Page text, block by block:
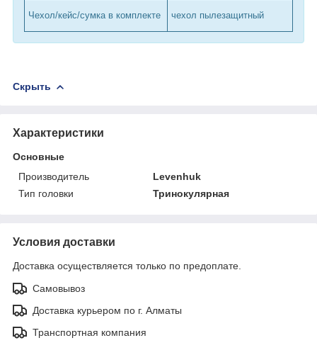
Чехол/кейс/сумка в комплекте чехол пылезащитный
Скрыть
Характеристики
Основные
Производитель
Levenhuk
Тип головки
Тринокулярная
Условия доставки
Доставка осуществляется только по предоплате.
Самовывоз
Доставка курьером по г. Алматы
Транспортная компания